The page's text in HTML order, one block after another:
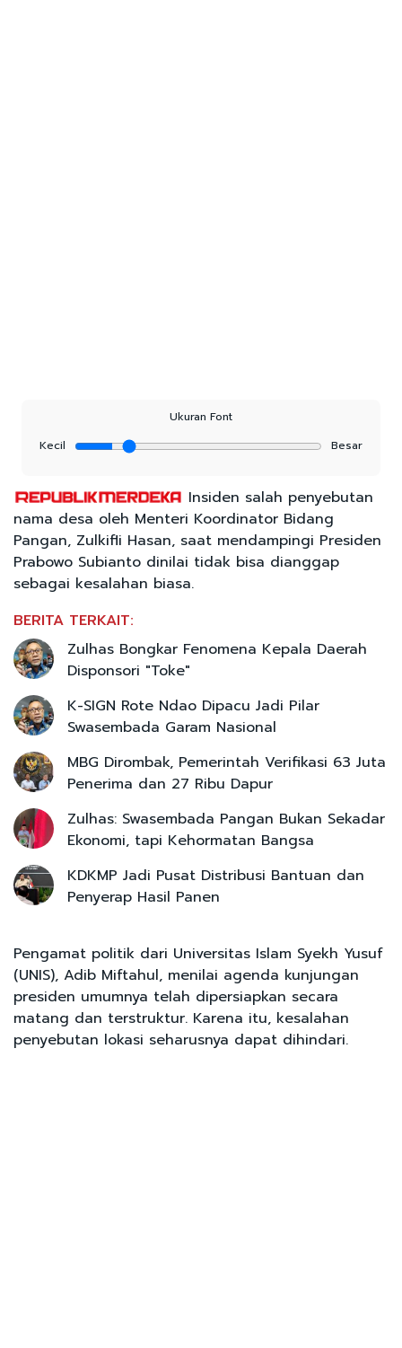
Ukuran Font
Kecil
Besar
Insiden salah penyebutan
nama desa oleh Menteri Koordinator Bidang
Pangan, Zulkifli Hasan, saat mendampingi Presiden
Prabowo Subianto dinilai tidak bisa dianggap
sebagai kesalahan biasa.
BERITA TERKAIT:
Zulhas Bongkar Fenomena Kepala Daerah
Disponsori "Toke"
K-SIGN Rote Ndao Dipacu Jadi Pilar
Swasembada Garam Nasional
MBG Dirombak, Pemerintah Verifikasi 63 Juta
Penerima dan 27 Ribu Dapur
Zulhas: Swasembada Pangan Bukan Sekadar
Ekonomi, tapi Kehormatan Bangsa
KDKMP Jadi Pusat Distribusi Bantuan dan
Penyerap Hasil Panen
Pengamat politik dari Universitas Islam Syekh Yusuf
(UNIS), Adib Miftahul, menilai agenda kunjungan
presiden umumnya telah dipersiapkan secara
matang dan terstruktur. Karena itu, kesalahan
penyebutan lokasi seharusnya dapat dihindari.